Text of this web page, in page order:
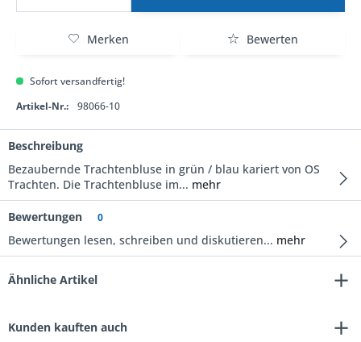
Merken Bewerten
Sofort versandfertig!
Artikel-Nr.:
98066-10
Beschreibung
Bezaubernde Trachtenbluse in grün / blau kariert von OS
Trachten. Die Trachtenbluse im... mehr
Bewertungen 0
Bewertungen lesen, schreiben und diskutieren... mehr
Ähnliche Artikel
Kunden kauften auch